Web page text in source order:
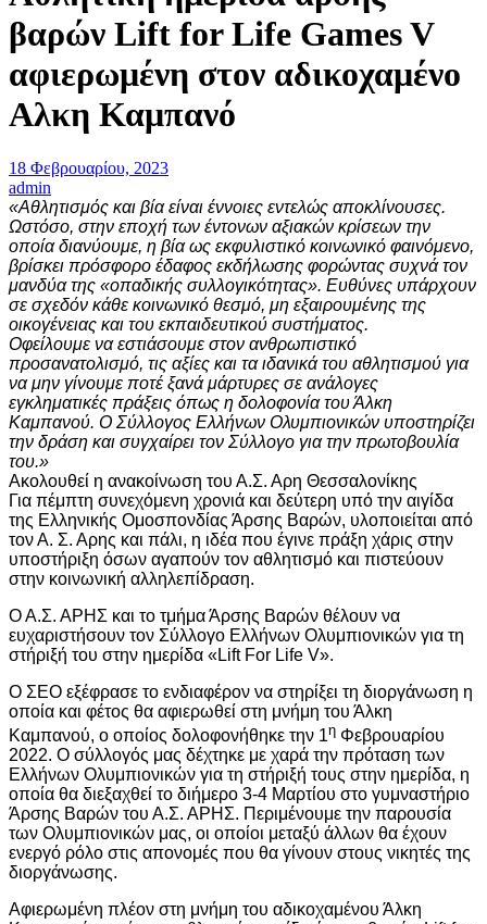
βαρών Lift for Life Games V
αφιερωμένη στον αδικοχαμένο
Αλκη Καμπανό
18 Φεβρουαρίου, 2023
admin
«Αθλητισμός και βία είναι έννοιες εντελώς αποκλίνουσες.
Ωστόσο, στην εποχή των έντονων αξιακών κρίσεων την
οποία διανύουμε, η βία ως εκφυλιστικό κοινωνικό φαινόμενο,
βρίσκει πρόσφορο έδαφος εκδήλωσης φορώντας συχνά τον
μανδύα της «οπαδικής συλλογικότητας». Ευθύνες υπάρχουν
σε σχεδόν κάθε κοινωνικό θεσμό, μη εξαιρουμένης της
οικογένειας και του εκπαιδευτικού συστήματος.
Οφείλουμε να εστιάσουμε στον ανθρωπιστικό
προσανατολισμό, τις αξίες και τα ιδανικά του αθλητισμού για
να μην γίνουμε ποτέ ξανά μάρτυρες σε ανάλογες
εγκληματικές πράξεις όπως η δολοφονία του Άλκη
Καμπανού. Ο Σύλλογος Ελλήνων Ολυμπιονικών υποστηρίζει
την δράση και συγχαίρει τον Σύλλογο για την πρωτοβουλία
του.»
Ακολουθεί η ανακοίνωση του Α.Σ. Αρη Θεσσαλονίκης
Για πέμπτη συνεχόμενη χρονιά και δεύτερη υπό την αιγίδα
της Ελληνικής Ομοσπονδίας Άρσης Βαρών, υλοποιείται από
τον Α. Σ. Αρης και πάλι, η ιδέα που έγινε πράξη χάρις στην
υποστήριξη όσων αγαπούν τον αθλητισμό και πιστεύουν
στην κοινωνική αλληλεπίδραση.
Ο Α.Σ. ΑΡΗΣ και το τμήμα Άρσης Βαρών θέλουν να
ευχαριστήσουν τον Σύλλογο Ελλήνων Ολυμπιονικών για τη
στήριξή του στην ημερίδα «Lift For Life V».
Ο ΣΕΟ εξέφρασε το ενδιαφέρον να στηρίξει τη διοργάνωση η
οποία και φέτος θα αφιερωθεί στη μνήμη του Άλκη
Καμπανού, ο οποίος δολοφονήθηκε την 1η Φεβρουαρίου
2022. Ο σύλλογός μας δέχτηκε με χαρά την πρόταση των
Ελλήνων Ολυμπιονικών για τη στήριξή τους στην ημερίδα, η
οποία θα διεξαχθεί το διήμερο 3-4 Μαρτίου στο γυμναστήριο
Άρσης Βαρών του Α.Σ. ΑΡΗΣ. Περιμένουμε την παρουσία
των Ολυμπιονικών μας, οι οποίοι μεταξύ άλλων θα έχουν
ενεργό ρόλο στις απονομές που θα γίνουν στους νικητές της
διοργάνωσης.
Αφιερωμένη πλέον στη μνήμη του αδικοχαμένου Άλκη